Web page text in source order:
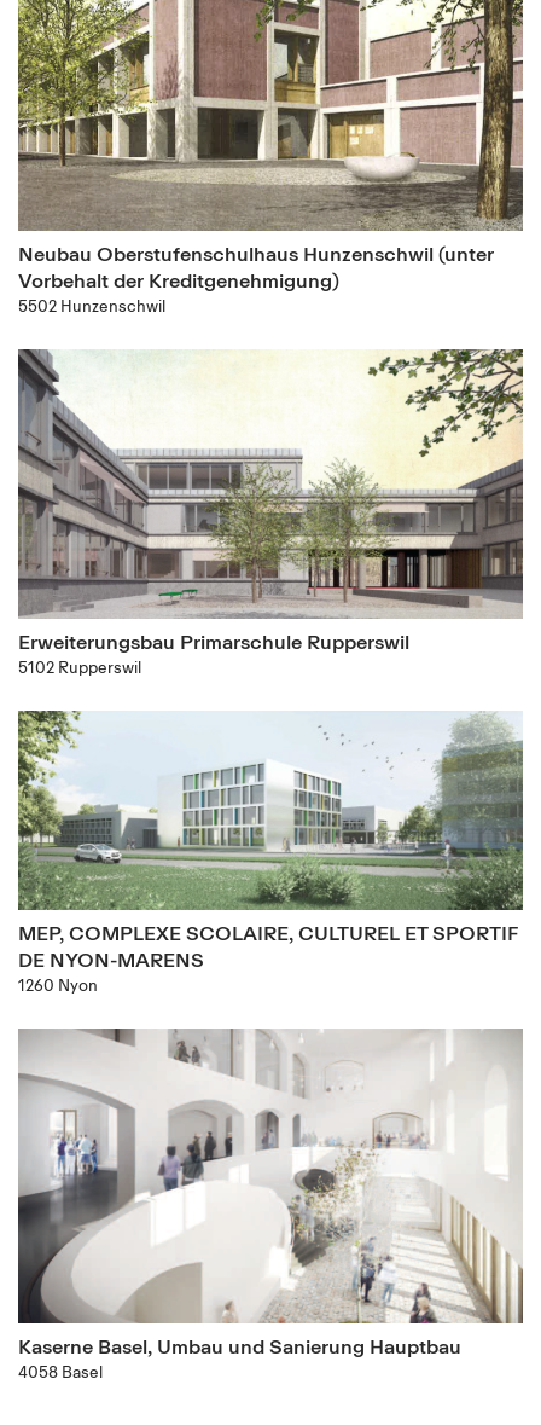
Neubau Oberstufenschulhaus Hunzenschwil (unter
Vorbehalt der Kreditgenehmigung)
5502 Hunzenschwil
Erweiterungsbau Primarschule Rupperswil
5102 Rupperswil
MEP, COMPLEXE SCOLAIRE, CULTUREL ET SPORTIF
DE NYON-MARENS
1260 Nyon
Kaserne Basel, Umbau und Sanierung Hauptbau
4058 Basel